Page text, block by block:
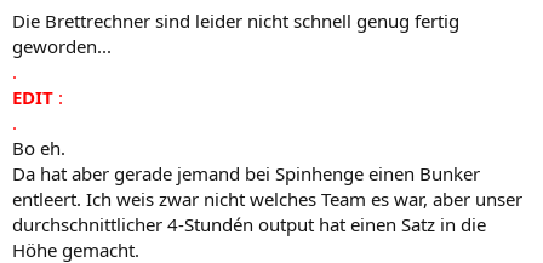
Die Brettrechner sind leider nicht schnell genug fertig
geworden...
.
EDIT :
.
Bo eh.
Da hat aber gerade jemand bei Spinhenge einen Bunker
entleert. Ich weis zwar nicht welches Team es war, aber unser
durchschnittlicher 4-Stundén output hat einen Satz in die
Höhe gemacht.